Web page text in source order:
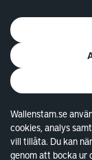
Wallenstam.se
cookies, analys
vill tillåta. Du kan
genom att bocka ur
© Copyright